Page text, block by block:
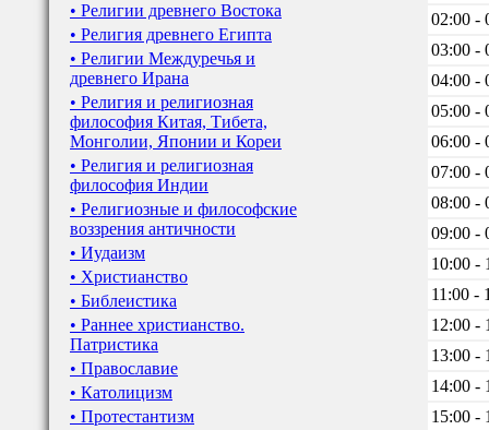
• Религии древнего Востока
• Религия древнего Египта
• Религии Междуречья и
древнего Ирана
• Религия и религиозная
философия Китая, Тибета,
Монголии, Японии и Кореи
• Религия и религиозная
философия Индии
• Религиозные и философские
воззрения античности
• Иудаизм
• Христианство
• Библеистика
• Раннее христианство.
Патристика
• Православие
• Католицизм
• Протестантизм
02:00 -
03:00 -
04:00 -
05:00 -
06:00 -
07:00 -
08:00 -
09:00 -
10:00 -
11:00 -
12:00 -
13:00 -
14:00 -
15:00 -